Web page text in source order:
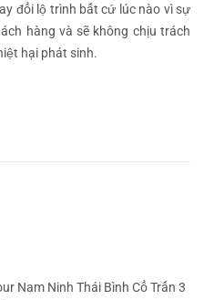
đổi lộ trình bất cứ lúc nào vì sự
hàng và sẽ không chịu trách
hại phát sinh.
Nam Ninh Thái Bình Cổ Trấn 3